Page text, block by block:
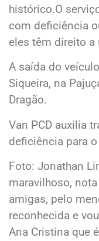
histórico.O
com deficiência
eles têm direito a
A saída do
Siqueira, na
Dragão.
Van PCD auxilia
deficiência para
Foto: Jonathan
maravilhoso,
amigas, pelo
reconhecida e
Ana Cristina que